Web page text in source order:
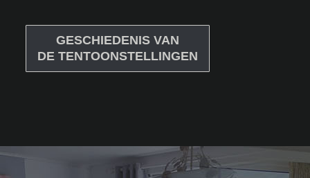
GESCHIEDENIS VAN
DE TENTOONSTELLINGEN